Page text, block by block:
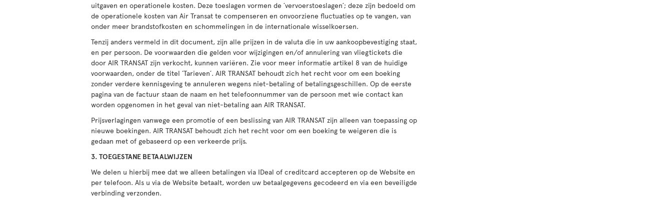
uitgaven en operationele kosten. Deze toeslagen vormen de ´vervoerstoeslagen´; deze zijn bedoeld om
de operationele kosten van Air Transat te compenseren en onvoorziene fluctuaties op te vangen, van
onder meer brandstofkosten en schommelingen in de internationale wisselkoersen.
Tenzij anders vermeld in dit document, zijn alle prijzen in de valuta die in uw aankoopbevestiging staat,
en per persoon. De voorwaarden die gelden voor wijzigingen en/of annulering van vliegtickets die
door AIR TRANSAT zijn verkocht, kunnen variëren. Zie voor meer informatie artikel 8 van de huidige
voorwaarden, onder de titel ´Tarieven´. AIR TRANSAT behoudt zich het recht voor om een boeking
zonder verdere kennisgeving te annuleren wegens niet-betaling of betalingsgeschillen. Op de eerste
pagina van de factuur staan de naam en het telefoonnummer van de persoon met wie contact kan
worden opgenomen in het geval van niet-betaling aan AIR TRANSAT.
Prijsverlagingen vanwege een promotie of een beslissing van AIR TRANSAT zijn alleen van toepassing op
nieuwe boekingen. AIR TRANSAT behoudt zich het recht voor om een boeking te weigeren die is
gedaan met of gebaseerd op een verkeerde prijs.
3. TOEGESTANE BETAALWIJZEN
We delen u hierbij mee dat we alleen betalingen via IDeal of creditcard accepteren op de Website en
per telefoon. Als u via de Website betaalt, worden uw betaalgegevens gecodeerd en via een beveiligde
verbinding verzonden.